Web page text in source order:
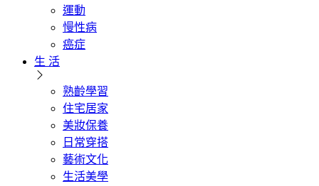
運動
慢性病
癌症
生 活
熟齡學習
住宅居家
美妝保養
日常穿搭
藝術文化
生活美學